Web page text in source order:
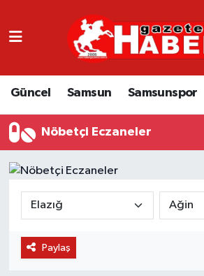
Güncel Samsun Samsunspor
Nöbetçi Eczaneler
Paylaş
GÜNCEL
SAMSUN
YAŞAM